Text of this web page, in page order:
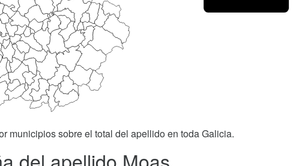
municipios sobre el total del apellido en toda Galicia.